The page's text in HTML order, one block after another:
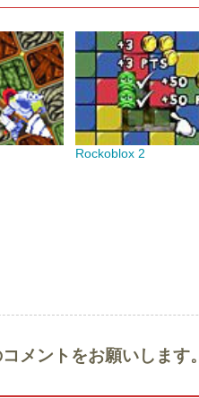
Rockoblox 2
メントをお願いします。